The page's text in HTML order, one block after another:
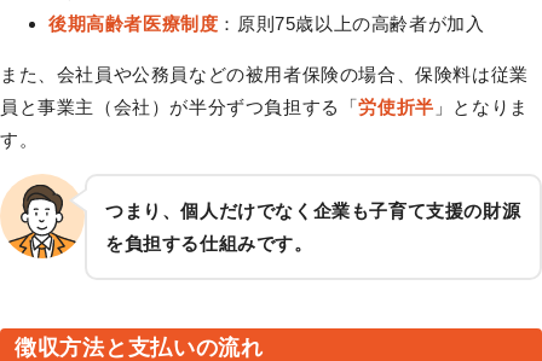
後期高齢者医療制度 ：原則75歳以上の高齢者が加入
また、会社員や公務員などの被用者保険の場合、保険料は従業
員と事業主（会社）が半分ずつ負担する「労使折半 」となりま
す。
つまり、個人だけでなく企業も子育て支援の財源
を負担する仕組みです。
徴収方法と支払いの流れ